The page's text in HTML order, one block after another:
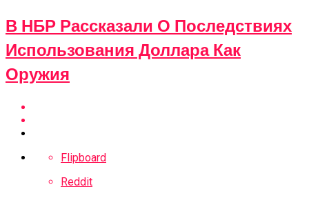
В НБР Рассказали О Последствиях
Использования Доллара Как
Оружия
Flipboard
Reddit